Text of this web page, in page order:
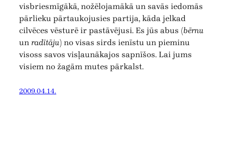
visbriesmīgākā, nožēlojamākā un savās iedomās
pārlieku pārtaukojusies partija, kāda jelkad
cilvēces vēsturē ir pastāvējusi. Es jūs abus (bērnu
un radītāju) no visas sirds ienīstu un pieminu
visoss savos visļaunākajos sapnīšos. Lai jums
visiem no žagām mutes pārkalst.
2009.04.14.